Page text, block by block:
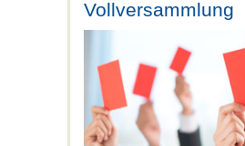
Vollversammlung